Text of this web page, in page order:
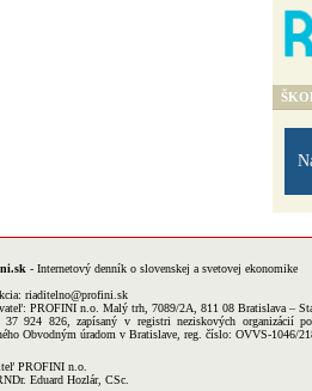
- Internetový denník o slovenskej a svetovej ekonomike
riaditelno@profini.sk
PROFINI n.o. Malý trh, 7089/2A, 811 08 Bratislava –
924 826, zapísaný v registri neziskových organizácií
Obvodným úradom v Bratislave, reg. číslo: OVVS-1046/
PROFINI n.o.
Eduard Hozlár, CSc.